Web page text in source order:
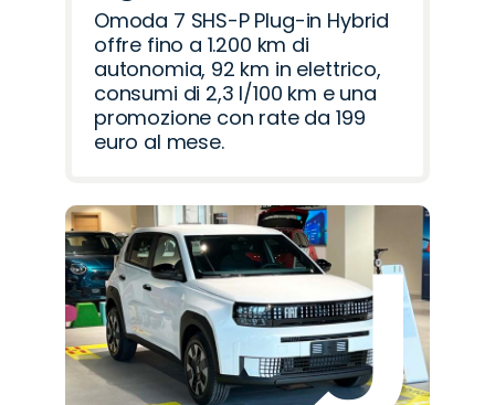
Omoda 7 SHS-P Plug-in Hybrid
offre fino a 1.200 km di
autonomia, 92 km in elettrico,
consumi di 2,3 l/100 km e una
promozione con rate da 199
euro al mese.